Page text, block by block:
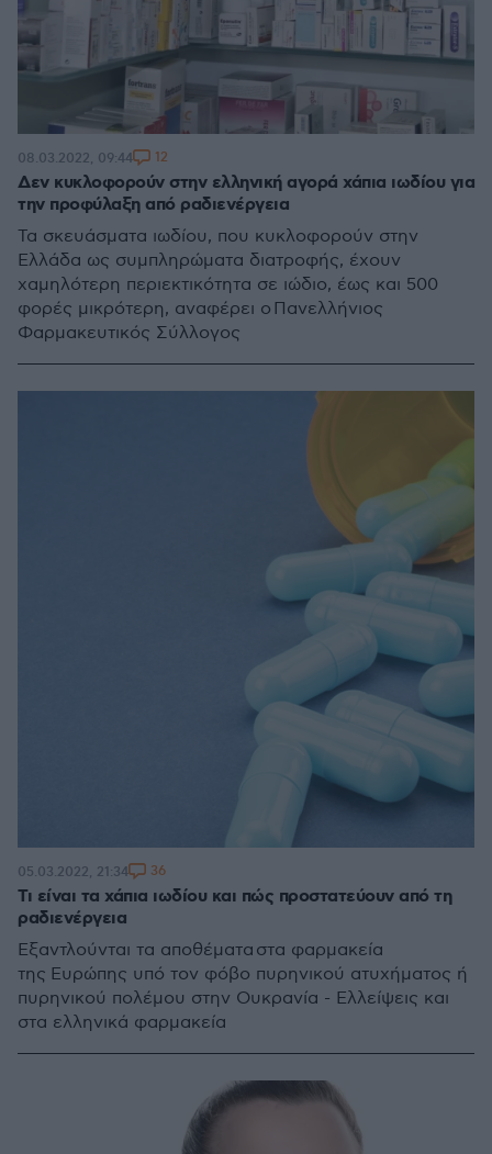
Δεν κυκλοφορούν στην ελληνική αγορά χάπια ιωδίου για
την προφύλαξη από ραδιενέργεια
Τα σκευάσματα ιωδίου, που κυκλοφορούν στην
Ελλάδα ως συμπληρώματα διατροφής, έχουν
χαμηλότερη περιεκτικότητα σε ιώδιο, έως και 500
φορές μικρότερη, αναφέρει ο Πανελλήνιος
Φαρμακευτικός Σύλλογος
08.03.2022, 09:44 12
Τι είναι τα χάπια ιωδίου και πώς προστατεύουν από τη
ραδιενέργεια
Εξαντλούνται τα αποθέματα στα φαρμακεία
της Ευρώπης υπό τον φόβο πυρηνικού ατυχήματος ή
πυρηνικού πολέμου στην Ουκρανία - Ελλείψεις και
στα ελληνικά φαρμακεία
05.03.2022, 21:34 36